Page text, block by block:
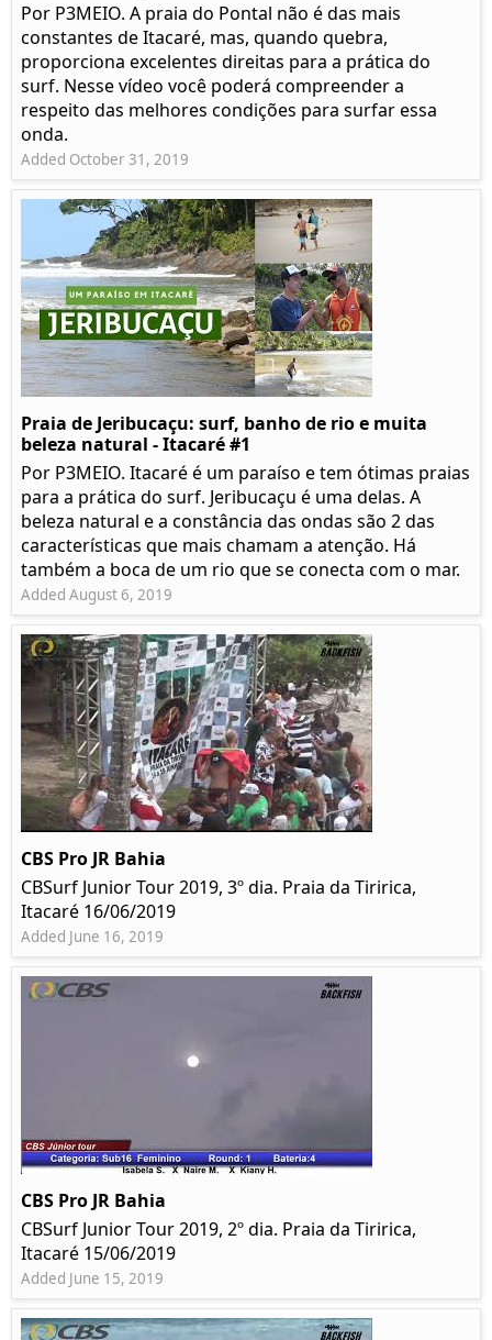
Por P3MEIO. A praia do Pontal não é das mais
constantes de Itacaré, mas, quando quebra,
proporciona excelentes direitas para a prática do
surf. Nesse vídeo você poderá compreender a
respeito das melhores condições para surfar essa
onda.
Added October 31, 2019
Praia de Jeribucaçu: surf, banho de rio e muita
beleza natural - Itacaré #1
Por P3MEIO. Itacaré é um paraíso e tem ótimas praias
para a prática do surf. Jeribucaçu é uma delas. A
beleza natural e a constância das ondas são 2 das
características que mais chamam a atenção. Há
também a boca de um rio que se conecta com o mar.
Added August 6, 2019
CBS Pro JR Bahia
CBSurf Junior Tour 2019, 3º dia. Praia da Tiririca,
Itacaré 16/06/2019
Added June 16, 2019
CBS Pro JR Bahia
CBSurf Junior Tour 2019, 2º dia. Praia da Tiririca,
Itacaré 15/06/2019
Added June 15, 2019